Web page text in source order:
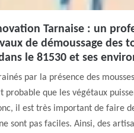
Tarnaise : un
de démoussage des
le 81530 et ses
par la présence des
que les végétaux
il est très important de faire
sont pas faciles. Ainsi, des